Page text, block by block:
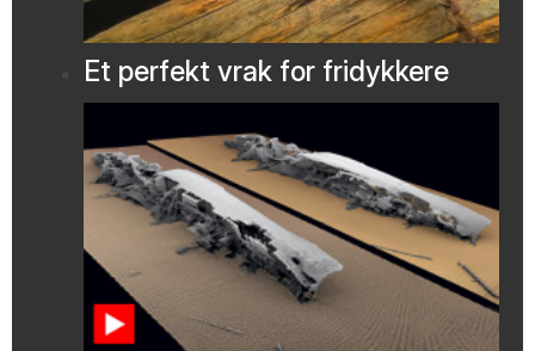
Et perfekt vrak for fridykkere